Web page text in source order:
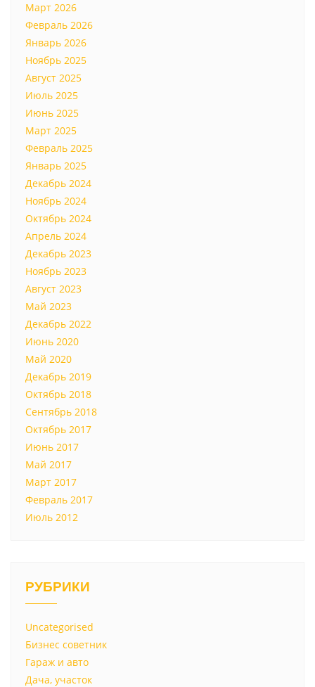
Март 2026
Февраль 2026
Январь 2026
Ноябрь 2025
Август 2025
Июль 2025
Июнь 2025
Март 2025
Февраль 2025
Январь 2025
Декабрь 2024
Ноябрь 2024
Октябрь 2024
Апрель 2024
Декабрь 2023
Ноябрь 2023
Август 2023
Май 2023
Декабрь 2022
Июнь 2020
Май 2020
Декабрь 2019
Октябрь 2018
Сентябрь 2018
Октябрь 2017
Июнь 2017
Май 2017
Март 2017
Февраль 2017
Июль 2012
РУБРИКИ
Uncategorised
Бизнес советник
Гараж и авто
Дача, участок